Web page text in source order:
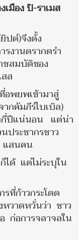
มือง ปิ-ราเมส
ปต์)จึงตั้ง
งานตรากตรำ
ชสมบัติของ
ส
อพยพเข้ามาสู่
กคัมภีร์ไบเบิล)
ากี่ปีแน่นอน แต่น่า
ประชากรชาว
แสนคน
ได้ แต่ไม่ระบุใน
ที่ก้าวกระโดด
หวาดหวั่นว่า ชาว
ก่อการจลาจลใน